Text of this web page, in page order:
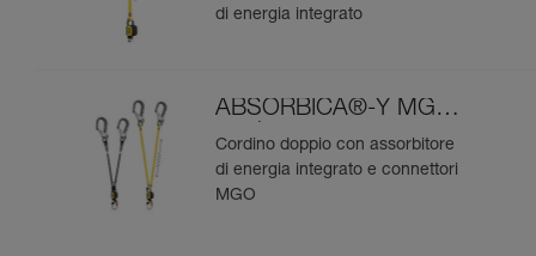
di energia integrato
ABSORBICA®-Y MGO
versione europea
Cordino doppio con assorbitore
di energia integrato e connettori
MGO